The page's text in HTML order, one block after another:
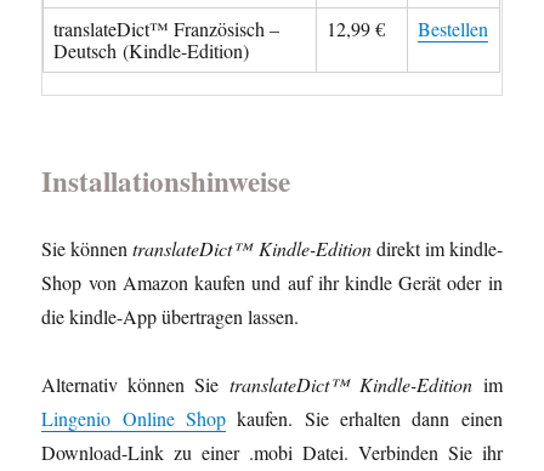
translateDict™ Französisch –
Deutsch (Kindle-Edition)
12,99 € Bestellen
Installationshinweise
Sie könnentranslateDict™ Kindle-Editiondirekt im kindle-
Shop von Amazon kaufen und auf ihr kindle Gerät oder in
die kindle-App übertragen lassen.
Alternativ können Sie translateDict™ Kindle-Edition im
Lingenio Online Shop kaufen. Sie erhalten dann einen
Download-Link zu einer .mobi Datei. Verbinden Sie ihr